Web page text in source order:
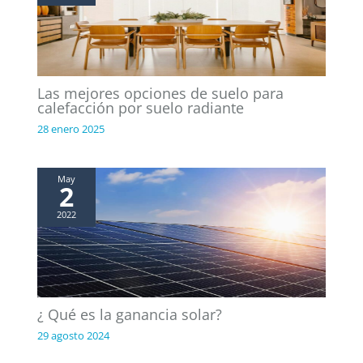
Las mejores opciones de suelo para
calefacción por suelo radiante
28 enero 2025
May
2
2022
¿ Qué es la ganancia solar?
29 agosto 2024